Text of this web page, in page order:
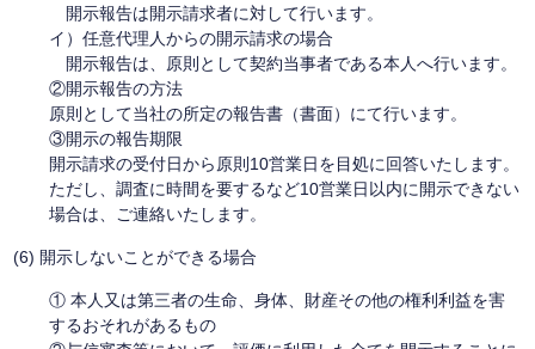
開示報告は開示請求者に対して行います。
イ）任意代理人からの開示請求の場合
開示報告は、原則として契約当事者である本人へ行います。
②開示報告の方法
原則として当社の所定の報告書（書面）にて行います。
③開示の報告期限
開示請求の受付日から原則10営業日を目処に回答いたします。
ただし、調査に時間を要するなど10営業日以内に開示できない
場合は、ご連絡いたします。
(6) 開示しないことができる場合
① 本人又は第三者の生命、身体、財産その他の権利利益を害
するおそれがあるもの